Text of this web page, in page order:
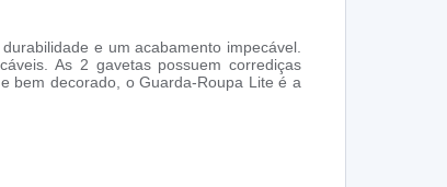
e um acabamento impecável.
As 2 gavetas possuem corrediças
bem decorado, o Guarda-Roupa Lite é a